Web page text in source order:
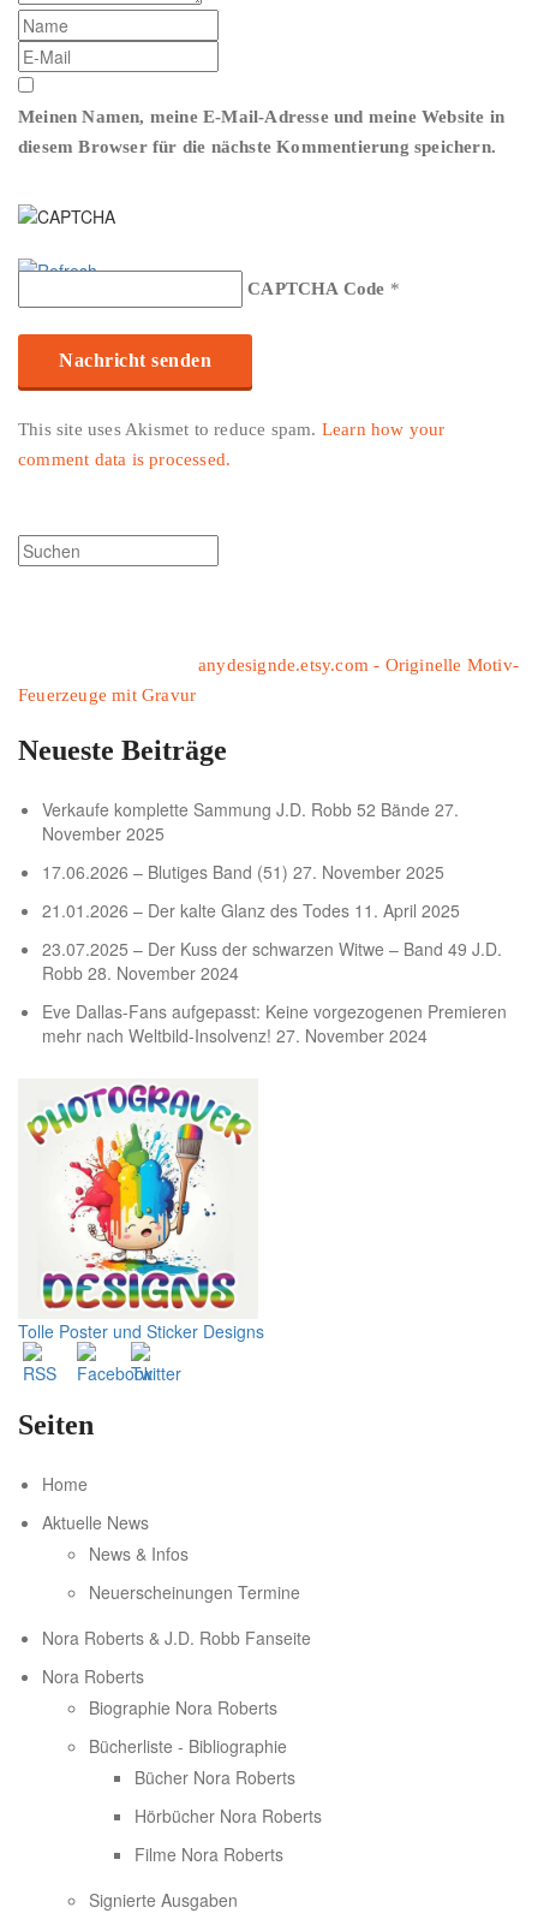
Meinen Namen, meine E-Mail-Adresse und meine Website in
diesem Browser für die nächste Kommentierung speichern.
CAPTCHA Code *
This site uses Akismet to reduce spam. Learn how your
comment data is processed.
anydesignde.etsy.com - Originelle Motiv-
Feuerzeuge mit Gravur
Neueste Beiträge
Verkaufe komplette Sammung J.D. Robb 52 Bände 27.
November 2025
17.06.2026 – Blutiges Band (51) 27. November 2025
21.01.2026 – Der kalte Glanz des Todes 11. April 2025
23.07.2025 – Der Kuss der schwarzen Witwe – Band 49 J.D.
Robb 28. November 2024
Eve Dallas-Fans aufgepasst: Keine vorgezogenen Premieren
mehr nach Weltbild-Insolvenz! 27. November 2024
Tolle Poster und Sticker Designs
Seiten
Home
Aktuelle News
News & Infos
Neuerscheinungen Termine
Nora Roberts & J.D. Robb Fanseite
Nora Roberts
Biographie Nora Roberts
Bücherliste - Bibliographie
Bücher Nora Roberts
Hörbücher Nora Roberts
Filme Nora Roberts
Signierte Ausgaben